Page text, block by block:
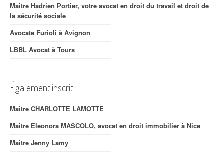
Maître Hadrien Portier, votre avocat en droit du travail et droit de
la sécurité sociale
Avocate Furioli à Avignon
LBBL Avocat à Tours
Également inscrit
Maître CHARLOTTE LAMOTTE
Maître Eleonora MASCOLO, avocat en droit immobilier à Nice
Maître Jenny Lamy